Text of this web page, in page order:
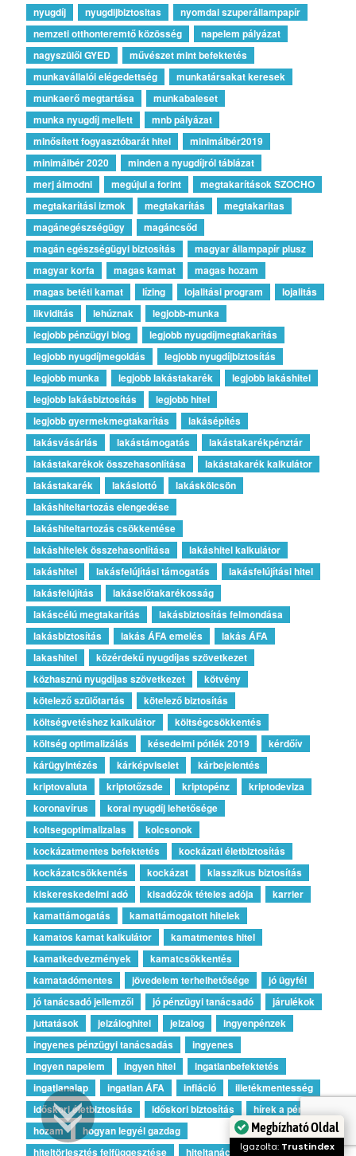
nyugdíj
nyugdijbiztositas
nyomdai szuperállampapír
nemzeti otthonteremtő közösség
napelem pályázat
nagyszülői GYED
művészet mint befektetés
munkavállalói elégedettség
munkatársakat keresek
munkaerő megtartása
munkabaleset
munka nyugdíj mellett
mnb pályázat
minősített fogyasztóbarát hitel
minimálbér2019
minimálbér 2020
minden a nyugdíjról táblázat
merj álmodni
megújul a forint
megtakarítások SZOCHO
megtakarítási izmok
megtakarítás
megtakaritas
magánegészségügy
magáncsőd
magán egészségügyi biztosítás
magyar állampapír plusz
magyar korfa
magas kamat
magas hozam
magas betéti kamat
lízing lojalitási program
lojalitás
likviditás
lehúznak
legjobb-munka
legjobb pénzügyi blog
legjobb nyugdíjmegtakarítás
legjobb nyugdíjmegoldás
legjobb nyugdíjbiztosítás
legjobb munka
legjobb lakástakarék
legjobb lakáshitel
legjobb lakásbiztosítás
legjobb hitel
legjobb gyermekmegtakarítás
lakásépítés
lakásvásárlás
lakástámogatás
lakástakarékpénztár
lakástakarékok összehasonlítása
lakástakarék kalkulátor
lakástakarék
lakáslottó
lakáskölcsön
lakáshiteltartozás elengedése
lakáshiteltartozás csökkentése
lakáshitelek összehasonlítása
lakáshitel kalkulátor
lakáshitel
lakásfelújítási támogatás
lakásfelújítási hitel
lakásfelújítás
lakáselőtakarékosság
lakáscélú megtakarítás
lakásbiztosítás felmondása
lakásbiztosítás
lakás ÁFA emelés
lakás ÁFA
lakashitel
közérdekű nyugdíjas szövetkezet
közhasznú nyugdíjas szövetkezet
kötvény
kötelező szülőtartás
kötelező biztosítás
költségvetéshez kalkulátor
költségcsökkentés
költség optimalizálás
késedelmi pótlék 2019
kérdőív
kárügyintézés
kárképviselet
kárbejelentés
kriptovaluta
kriptotőzsde kriptopénz
kriptodeviza
koronavírus
korai nyugdíj lehetősége
koltsegoptimalizalas
kolcsonok
kockázatmentes befektetés
kockázati életbiztosítás
kockázatcsökkentés
kockázat
klasszikus biztosítás
kiskereskedelmi adó
kisadózók tételes adója
karrier
kamattámogatás
kamattámogatott hitelek
kamatos kamat kalkulátor
kamatmentes hitel
kamatkedvezmények
kamatcsökkentés
kamatadómentes
jövedelem terhelhetősége
jó ügyfél
jó tanácsadó jellemzői
jó pénzügyi tanácsadó
járulékok
juttatások
jelzáloghitel jelzalog
ingyenpénzek
ingyenes pénzügyi tanácsadás
ingyenes
ingyen napelem
ingyen hitel
ingatlanbefektetés
ingatlanalap
ingatlan ÁFA infláció
illetékmentesség
időskori életbiztosítás
időskori biztosítás
hírek a pénzről
hozam
hogyan legyél gazdag
hiteltörlesztés felfüggesztése
hiteltanácsadó
Megbízható Oldal
Igazolta: Trustindex